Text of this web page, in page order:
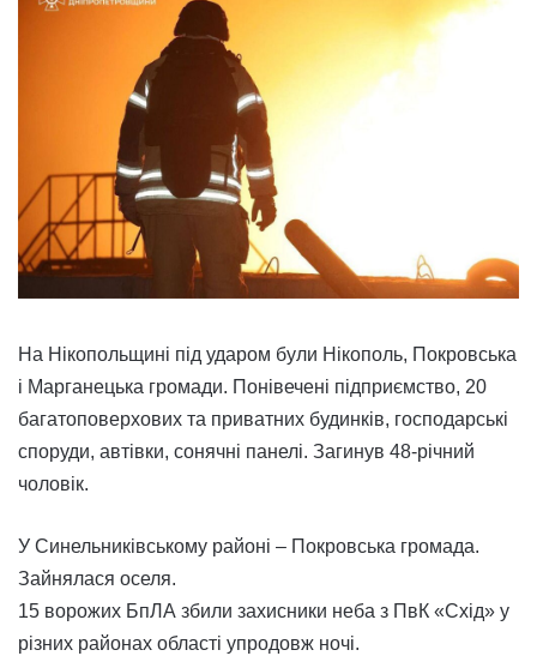
На Нікопольщині під ударом були Нікополь, Покровська
і Марганецька громади. Понівечені підприємство, 20
багатоповерхових та приватних будинків, господарські
споруди, автівки, сонячні панелі. Загинув 48-річний
чоловік.
У Синельниківському районі – Покровська громада.
Зайнялася оселя.
15 ворожих БпЛА збили захисники неба з ПвК «Схід» у
різних районах області упродовж ночі.